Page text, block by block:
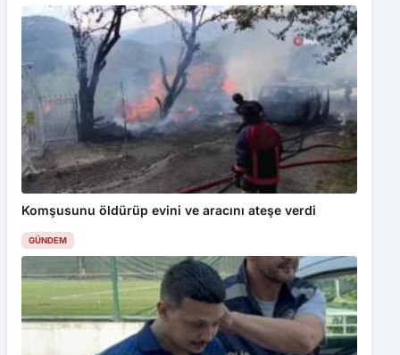
Komşusunu öldürüp evini ve aracını ateşe verdi
GÜNDEM